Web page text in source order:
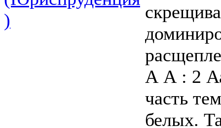
)
А А : 2
часть
белых.